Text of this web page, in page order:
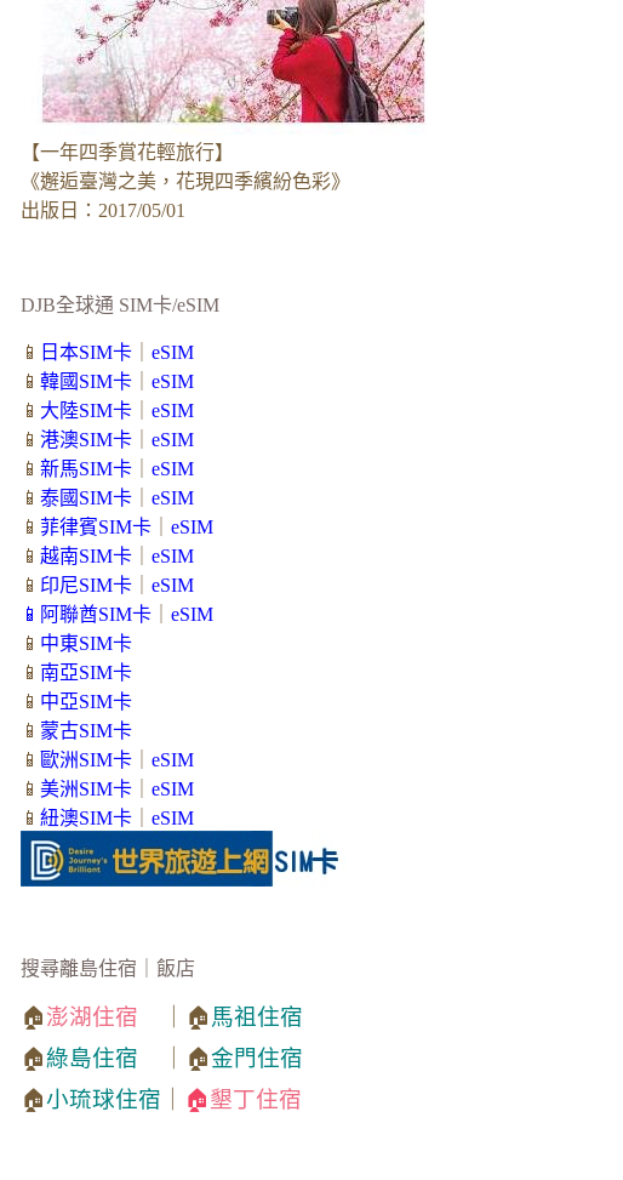
【一年四季賞花輕旅行】
《邂逅臺灣之美，花現四季繽紛色彩》
出版日：2017/05/01
DJB全球通 SIM卡/eSIM
📱 日本SIM卡｜ eSIM
📱 韓國SIM卡｜ eSIM
📱 大陸SIM卡｜ eSIM
📱 港澳SIM卡｜ eSIM
📱 新馬SIM卡｜ eSIM
📱 泰國SIM卡｜ eSIM
📱 菲律賓SIM卡｜ eSIM
📱 越南SIM卡｜ eSIM
📱 印尼SIM卡｜ eSIM
📱 阿聯酋SIM卡｜ eSIM
📱 中東SIM卡
📱 南亞SIM卡
📱 中亞SIM卡
📱 蒙古SIM卡
📱 歐洲SIM卡｜ eSIM
📱 美洲SIM卡｜ eSIM
📱 紐澳SIM卡｜ eSIM
搜尋離島住宿｜飯店
🏠澎湖住宿 ｜🏠馬祖住宿
🏠綠島住宿 ｜🏠金門住宿
🏠小琉球住宿 🏠墾丁住宿